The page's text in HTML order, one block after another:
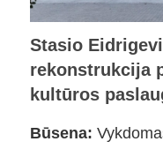
Stasio
rekonstrukcija
kultūros
Būsena: